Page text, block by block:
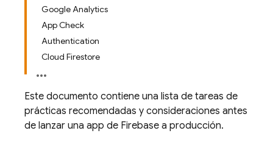
Google Analytics
App Check
Authentication
Cloud Firestore
Este documento contiene una lista de tareas de
prácticas recomendadas y consideraciones antes
de lanzar una app de Firebase a producción.